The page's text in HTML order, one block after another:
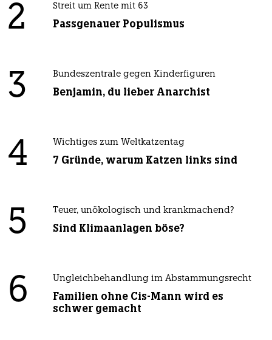
2 Streit um Rente mit 63
Passgenauer Populismus
3 Bundeszentrale gegen Kinderfiguren
Benjamin, du lieber Anarchist
4 Wichtiges zum Weltkatzentag
7 Gründe, warum Katzen links sind
5 Teuer, unökologisch und krankmachend?
Sind Klimaanlagen böse?
6 Ungleichbehandlung im Abstammungsrecht
Familien ohne Cis-Mann wird es
schwer gemacht